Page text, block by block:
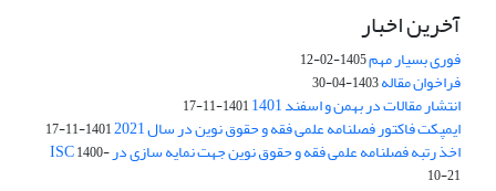
آخرین اخبار
فوری بسیار مهم1405-02-12
فراخوان مقاله1403-04-30
انتشار مقالات در بهمن و اسفند 1401 1401-11-17
ایمپکت فاکتور فصلنامه علمی فقه و حقوق نوین در سال 2021 1401-11-17
اخذ رتبه فصلنامه علمی فقه و حقوق نوین جهت نمایه سازی در ISC1400-
10-21